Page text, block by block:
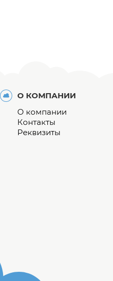
О КОМПАНИИ
О компании
Контакты
Реквизиты